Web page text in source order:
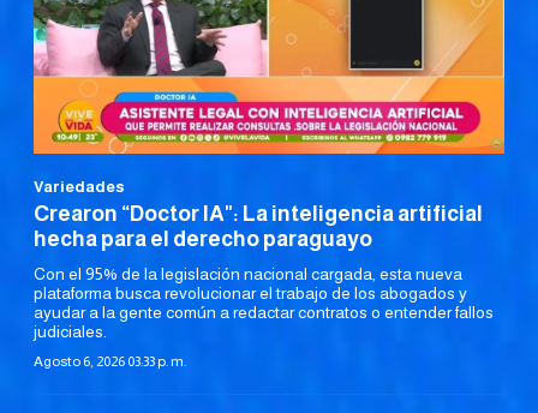
Variedades
Crearon “Doctor IA": La inteligencia artificial
hecha para el derecho paraguayo
Con el 95% de la legislación nacional cargada, esta nueva
plataforma busca revolucionar el trabajo de los abogados y
ayudar a la gente común a redactar contratos o entender fallos
judiciales.
Agosto 6, 2026 03:33 p. m.